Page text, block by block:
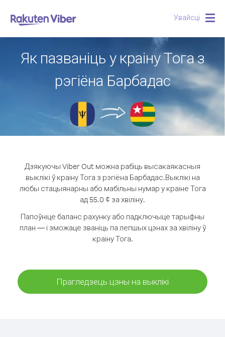
Увайсці
Як пазваніць у краіну Тога з
рэгіёна Барбадас
Дзякуючы Viber Out можна рабіць высакаякасныя
выклікі ў краіну Тога з рэгіёна Барбадас.Выклікі на
любы стацыянарны або мабільны нумар у краіне Тога
ад 55.0 ¢ за хвіліну.
Папоўніце баланс рахунку або падключыце тарыфны
план — і зможаце званіць па лепшых цэнах за хвіліну ў
краіну Тога.
Прагледзець цэны на выклікі